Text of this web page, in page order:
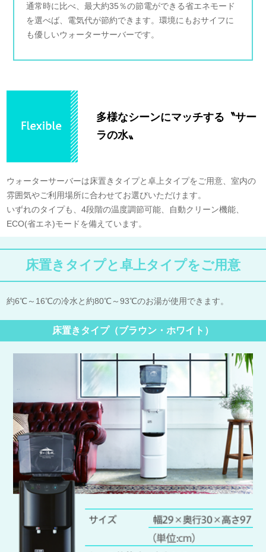
通常時に比べ、最大約35％の節電ができる省エネモード
を選べば、電気代が節約できます。環境にもおサイフに
も優しいウォーターサーバーです。
多様なシーンにマッチする〝サー
ラの水〟
ウォーターサーバーは床置きタイプと卓上タイプをご用意、室内の
雰囲気やご利用場所に合わせてお選びいただけます。
いずれのタイプも、4段階の温度調節可能、自動クリーン機能、
ECO(省エネ)モードを備えています。
床置きタイプと卓上タイプをご用意
約6℃～16℃の冷水と約80℃～93℃のお湯が使用できます。
床置きタイプ（ブラウン・ホワイト）